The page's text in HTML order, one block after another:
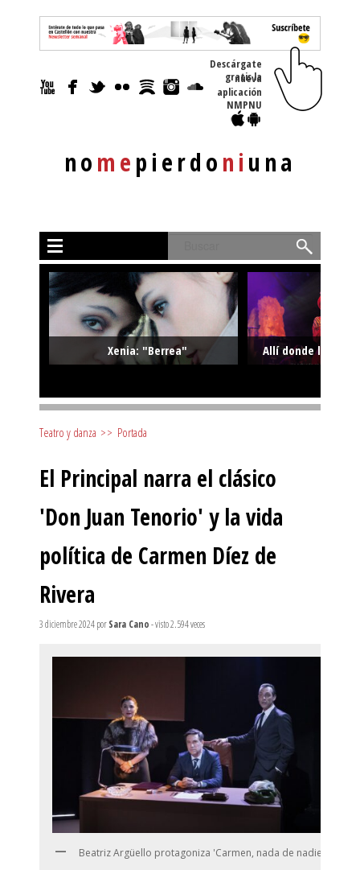
nomepierdoniuna
Descárgate
gratis la nueva
aplicación
NMPNU
Xenia: "Berrea" Allí donde la
Teatro y danza >> Portada
El Principal narra el clásico
'Don Juan Tenorio' y la vida
política de Carmen Díez de
Rivera
3 diciembre 2024porSara Cano- visto 2.594 veces
Beatriz Argüello protagoniza 'Carmen, nada de nadie'